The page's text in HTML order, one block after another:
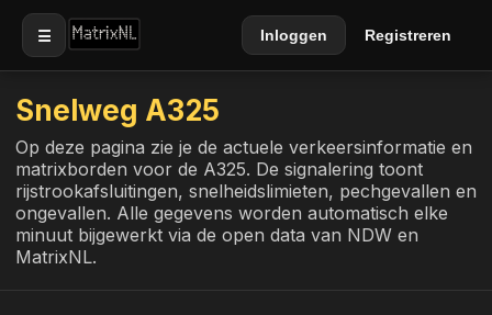
☰ Inloggen Registreren
Snelweg A325
Op deze pagina zie je de actuele verkeersinformatie en
matrixborden voor de A325. De signalering toont
rijstrookafsluitingen, snelheidslimieten, pechgevallen en
ongevallen. Alle gegevens worden automatisch elke
minuut bijgewerkt via de open data van NDW en
MatrixNL.